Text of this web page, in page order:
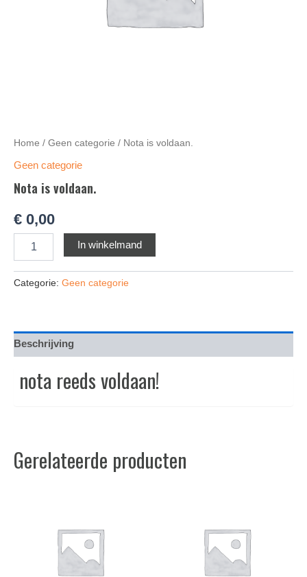
Home / Geen categorie / Nota is voldaan.
Geen categorie
Nota is voldaan.
€ 0,00
In winkelmand
Categorie: Geen categorie
Beschrijving
nota reeds voldaan!
Gerelateerde producten